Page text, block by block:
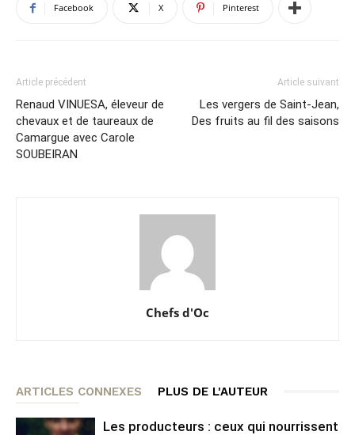
Facebook X Pinterest
Article précédent
Renaud VINUESA, éleveur de
chevaux et de taureaux de
Camargue avec Carole
SOUBEIRAN
Article suivant
Les vergers de Saint-Jean,
Des fruits au fil des saisons
Chefs d'Oc
ARTICLES CONNEXES PLUS DE L'AUTEUR
Les producteurs : ceux qui nourrissent